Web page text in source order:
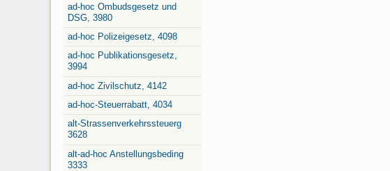
ad-hoc Ombudsgesetz und
DSG, 3980
ad-hoc Polizeigesetz, 4098
ad-hoc Publikationsgesetz,
3994
ad-hoc Zivilschutz, 4142
ad-hoc-Steuerrabatt, 4034
alt-Strassenverkehrssteuerg
3628
alt-ad-hoc Anstellungsbeding
3333